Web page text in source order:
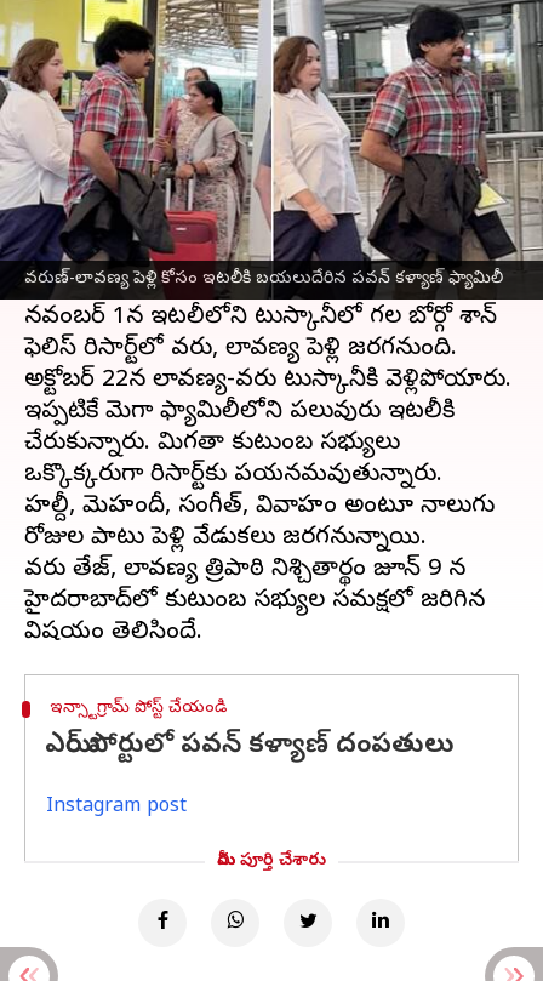
వరుణ్-లావణ్య పెళ్లి కోసం ఇటలీకి బయలుదేరిన పవన్ కళ్యాణ్ ఫ్యామిలీ
వరుణ్-లావణ్య పెళ్లి కోసం ఇటలీకి
బయలుదేరిన పవన్ కళ్యాణ్ ఫ్యామిలీ
వ్రాసిన వారు Stalin Oct 28, 2023 01:19 pm
ఈ వార్తాకథనం ఏంటి
వరుణ్ తేజ్ - లావణ్య త్రిపాఠి పెళ్లి కోసం పవర్ స్టార్
పవన్ కళ్యాణ్ , భార్య అన్నా లెజ్నెవా శనివారం ఇటలీకి
బయలుదేరారు.
నవంబర్ 1న ఇటలీలోని టుస్కానీలో గల బోర్గో శాన్
ఫెలిస్ రిసార్ట్‌లో వరుణ్, లావణ్య పెళ్లి జరగనుంది.
అక్టోబర్ 22న లావణ్య-వరుణ్ టుస్కానీకి వెళ్లిపోయారు.
ఇప్పటికే మెగా ఫ్యామిలీలోని పలువురు ఇటలీకి
చేరుకున్నారు. మిగతా కుటుంబ సభ్యులు
ఒక్కొక్కరుగా రిసార్ట్‌కు పయనమవుతున్నారు.
హల్దీ, మెహందీ, సంగీత్, వివాహం అంటూ నాలుగు
రోజుల పాటు పెళ్లి వేడుకలు జరగనున్నాయి.
వరుణ్ తేజ్, లావణ్య త్రిపాఠి నిశ్చితార్థం జూన్ 9 న
హైదరాబాద్‌లో కుటుంబ సభ్యుల సమక్షలో జరిగిన
ఇన్స్టాగ్రామ్ పోస్ట్ చేయండి
ఎయిర్ పోర్టులో పవన్ కళ్యాణ్ దంపతులు
Instagram post
మీరు పూర్తి చేశారు